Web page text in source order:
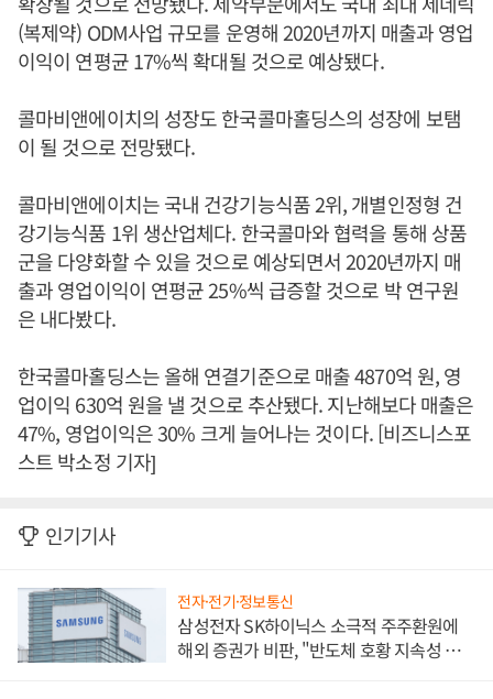
(복제약) ODM사업 규모를 운영해 2020년까지 매출과 영업
이익이 연평균 17%씩 확대될 것으로 예상됐다.
콜마비앤에이치의 성장도 한국콜마홀딩스의 성장에 보탬
이 될 것으로 전망됐다.
콜마비앤에이치는 국내 건강기능식품 2위, 개별인정형 건
강기능식품 1위 생산업체다. 한국콜마와 협력을 통해 상품
군을 다양화할 수 있을 것으로 예상되면서 2020년까지 매
출과 영업이익이 연평균 25%씩 급증할 것으로 박 연구원
은 내다봤다.
한국콜마홀딩스는 올해 연결기준으로 매출 4870억 원, 영
업이익 630억 원을 낼 것으로 추산됐다. 지난해보다 매출은
47%, 영업이익은 30% 크게 늘어나는 것이다. [비즈니스포
스트 박소정 기자]
인기기사
전자·전기·정보통신
삼성전자 SK하이닉스 소극적 주주환원에
해외 증권가 비판, "반도체 호황 지속성 의